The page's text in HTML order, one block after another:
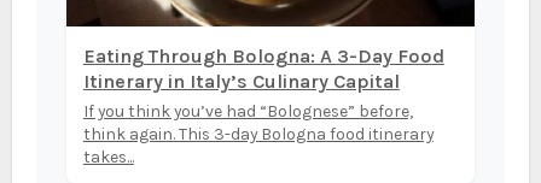
Eating Through Bologna: A 3-Day Food
Itinerary in Italy’s Culinary Capital
If you think you’ve had “Bolognese” before,
think again. This 3-day Bologna food itinerary
takes...